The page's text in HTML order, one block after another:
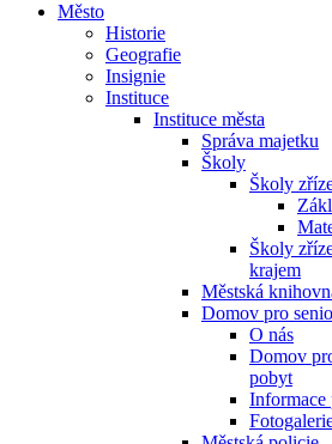
Město
Historie
Geografie
Insignie
Instituce
Instituce města
Správa majetku
Školy
Školy
Školy
krajem
Městská
Domov pro
O nás
Domov
pobyt
Informace